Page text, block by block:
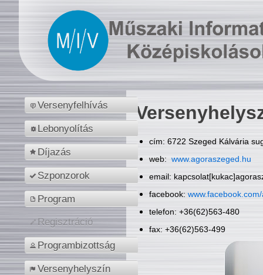
Versenyfelhívás
Lebonyolítás
Díjazás
Szponzorok
Program
Regisztráció
Programbizottság
Versenyhelyszín
cím: 6722 Szeged Kálvária
web: www.agoraszeged.hu
email:
facebook:
telefon: +36(62)563-480
fax: +36(62)563-499